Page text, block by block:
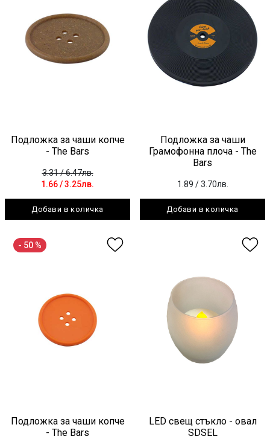
Подложка за чаши копче
- The Bars
3.31/ 6.47лв.
1.66/ 3.25лв.
Добави в количка
Подложка за чаши
Грамофонна плоча - The
Bars
1.89 / 3.70лв.
Добави в количка
- 50 %
Подложка за чаши копче
- The Bars
LED свещ стъкло - овал
SDSEL